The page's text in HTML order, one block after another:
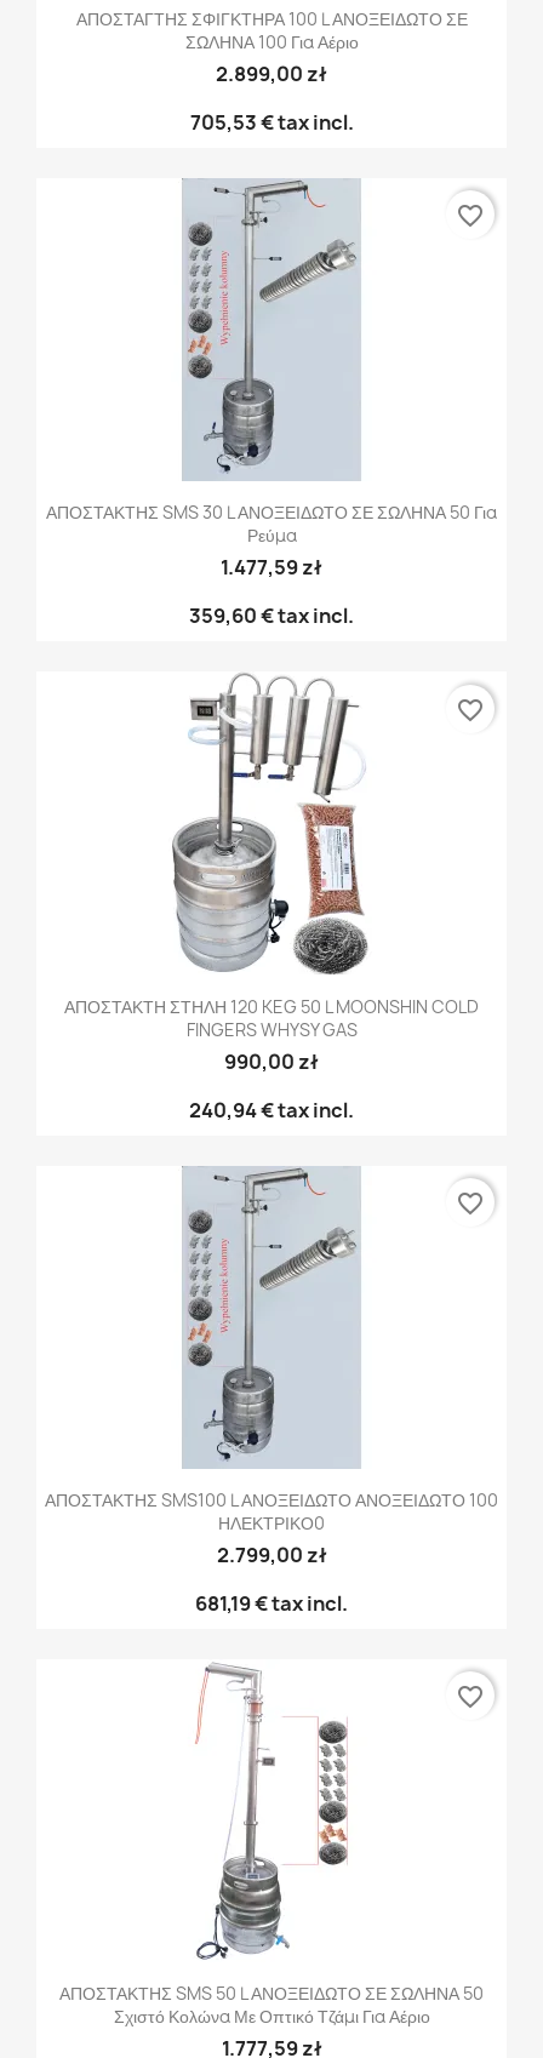
ΑΠΟΣΤΑΓΤΗΣ ΣΦΙΓΚΤΗΡΑ 100 L ΑΝΟΞΕΙΔΩΤΟ ΣΕ
ΣΩΛΗΝΑ 100 Για Αέριο
2.899,00 zł
705,53 €tax incl.
ΑΠΟΣΤΑΚΤΗΣ SMS 30 L ΑΝΟΞΕΙΔΩΤΟ ΣΕ ΣΩΛΗΝΑ 50 Για
Ρεύμα
1.477,59 zł
359,60 €tax incl.
favorite_border
ΑΠΟΣΤΑΚΤΗ ΣΤΗΛΗ 120 KEG 50 L MOONSHIN COLD
FINGERS WHYSY GAS
990,00 zł
240,94 €tax incl.
favorite_border
ΑΠΟΣΤΑΚΤΗΣ SMS100 L ΑΝΟΞΕΙΔΩΤΟ ΑΝΟΞΕΙΔΩΤΟ 100
ΗΛΕΚΤΡΙΚΟ0
2.799,00 zł
681,19 €tax incl.
favorite_border
ΑΠΟΣΤΑΚΤΗΣ SMS 50 L ΑΝΟΞΕΙΔΩΤΟ ΣΕ ΣΩΛΗΝΑ 50
Σχιστό Κολώνα Με Οπτικό Τζάμι Για Αέριο
1.777,59 zł
favorite_border